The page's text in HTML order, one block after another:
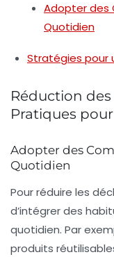
Adopter des
Quotidien
Stratégies pour
Réduction
Pratiques
Adopter des
Quotidien
Pourréduire les
d’intégrer des
quotidien. Par
produits